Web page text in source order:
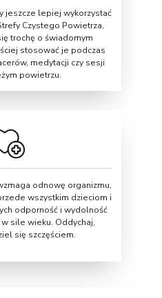
jeszcze lepiej wykorzystać
Czystego Powietrza,
trochę o świadomym
stosować je podczas
medytacji czy sesji
powietrzu.
odnowę organizmu,
wszystkim dzieciom i
odporność i wydolność
sile wieku. Oddychaj,
się szczęściem.